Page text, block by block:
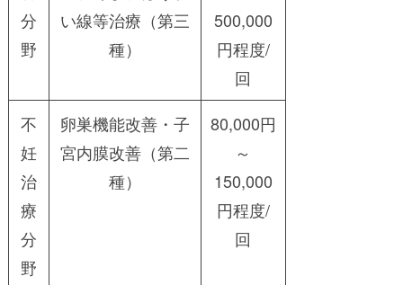
分
野
い線等治療（第三
種）
500,000
円程度/
回
不
妊
治
療
分
野
卵巣機能改善・子
宮内膜改善（第二
種）
80,000円
～
150,000
円程度/
回